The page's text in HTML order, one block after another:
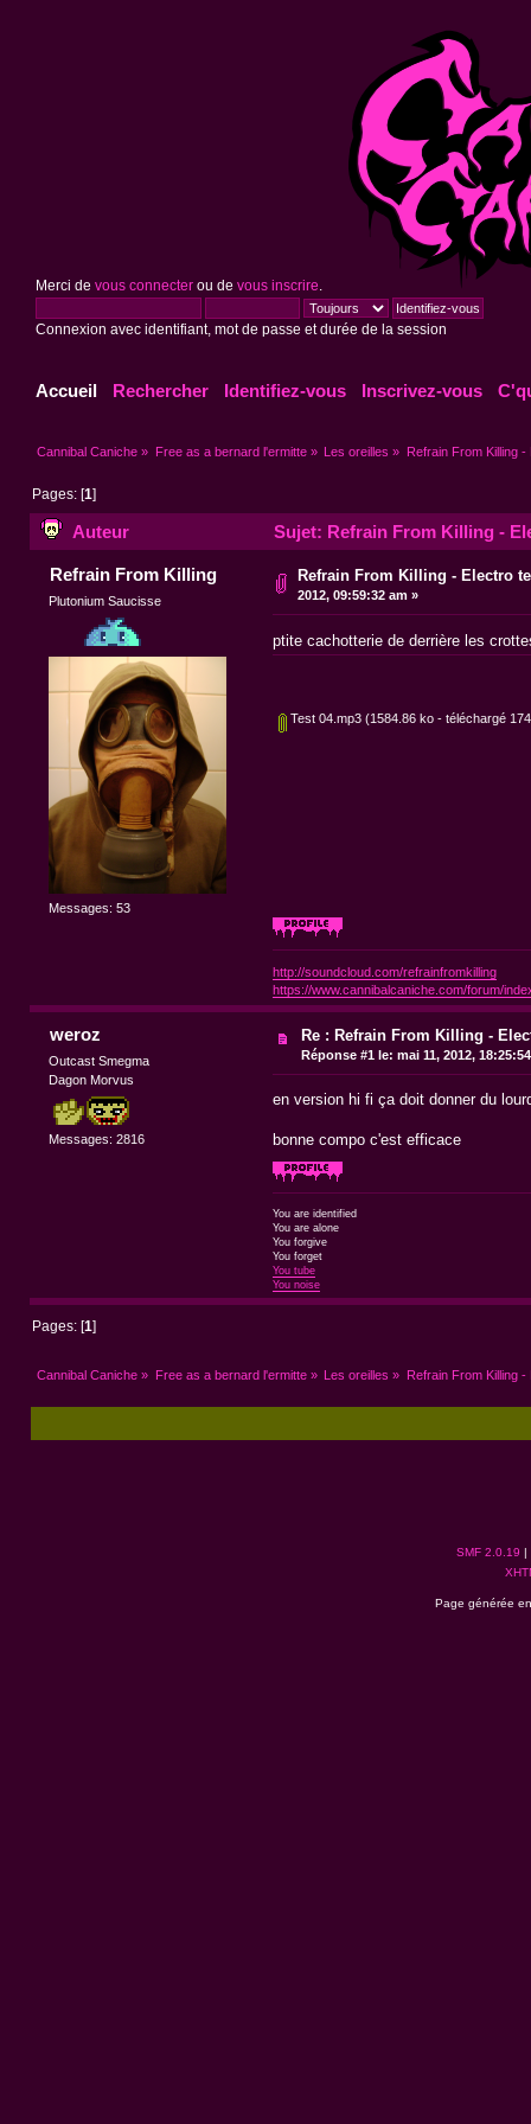
Merci de vous connecterou de vous inscrire
Connexion avec identifiant, mot de passe et durée de la session
Accueil Rechercher Identifiez-vous Inscrivez-vous
Cannibal Caniche » Free as a bernard l'ermitte» Les oreilles » Refrain From Killing
Pages: [1]
Auteur Sujet: Refrain From Killing -
Refrain From Killing
Plutonium Saucisse
Messages: 53
Refrain From Killing - Electro
2012, 09:59:32 am »
ptite cachotterie de derrière les
Test 04.mp3 (1584.86 ko - téléchargé
http://soundcloud.com/refrainfromkilling
https://www.cannibalcaniche.com/forum/
weroz
Outcast Smegma
Dagon Morvus
Messages: 2816
Re : Refrain From Killing -
Réponse #1 le: mai 11, 2012,
en version hi fi ça doit donner du
bonne compo c'est efficace
You are identified
You are alone
You forgive
You forget
You tube
You noise
Pages: [1]
Cannibal Caniche » Free as a bernard l'ermitte» Les oreilles » Refrain From Killing
SMF 2.0.19 |
Page générée